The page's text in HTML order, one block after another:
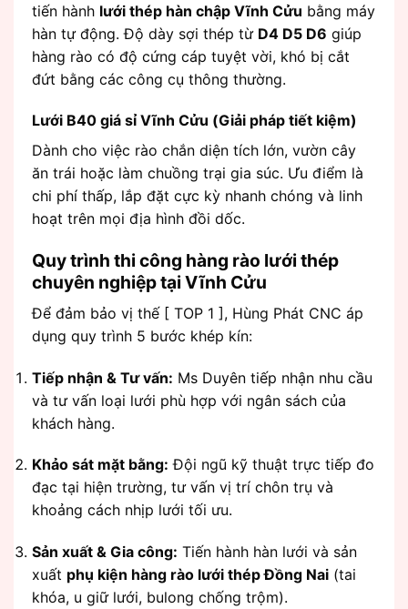
tiến hành lưới thép hàn chập Vĩnh Cửu bằng máy
hàn tự động. Độ dày sợi thép từ D4 D5 D6 giúp
hàng rào có độ cứng cáp tuyệt vời, khó bị cắt
đứt bằng các công cụ thông thường.
Lưới B40 giá sỉ Vĩnh Cửu (Giải pháp tiết kiệm)
Dành cho việc rào chắn diện tích lớn, vườn cây
ăn trái hoặc làm chuồng trại gia súc. Ưu điểm là
chi phí thấp, lắp đặt cực kỳ nhanh chóng và linh
hoạt trên mọi địa hình đồi dốc.
Quy trình thi công hàng rào lưới thép
chuyên nghiệp tại Vĩnh Cửu
Để đảm bảo vị thế [ TOP 1 ], Hùng Phát CNC áp
dụng quy trình 5 bước khép kín:
Tiếp nhận & Tư vấn: Ms Duyên tiếp nhận nhu cầu
và tư vấn loại lưới phù hợp với ngân sách của
khách hàng.
Khảo sát mặt bằng: Đội ngũ kỹ thuật trực tiếp đo
đạc tại hiện trường, tư vấn vị trí chôn trụ và
khoảng cách nhịp lưới tối ưu.
Sản xuất & Gia công: Tiến hành hàn lưới và sản
xuất phụ kiện hàng rào lưới thép Đồng Nai (tai
khóa, u giữ lưới, bulong chống trộm).